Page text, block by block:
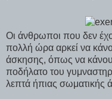
Οι άνθρωποι που δεν
πολλή ώρα αρκεί να
άσκησης, όπως να
ποδήλατο του
λεπτά ήπιας σωματικής